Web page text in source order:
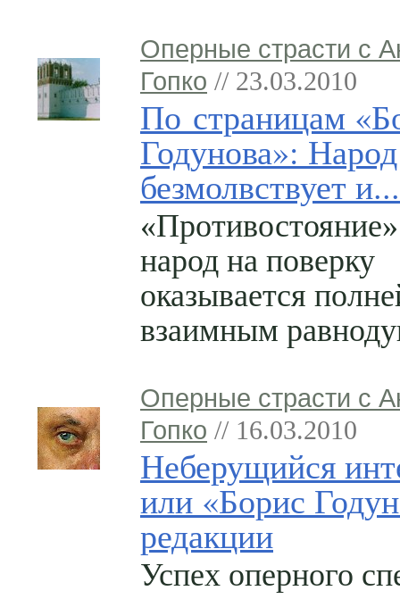
Оперные страсти с
Гопко // 23.03.2010
По страницам
Годунова»: Народ
безмолвствует
народ на поверку
оказывается
взаимным
Оперные страсти с
Гопко // 16.03.2010
Неберущийся
или «Борис
редакции
Успех оперного